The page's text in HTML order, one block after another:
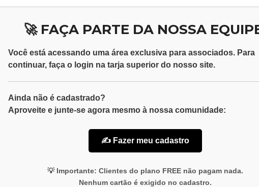
🚀 FAÇA PARTE DA NOSSA
Você está acessando uma área exclusiva para associados. Para
continuar, faça o login na tarja superior do nosso site.
Ainda não é cadastrado?
Aproveite e junte-se agora mesmo à nossa comunidade:
✍️ Fazer meu cadastro
💡 Importante: Clientes do plano FREEnão pagam nada.
Nenhum cartão é exigido no cadastro.